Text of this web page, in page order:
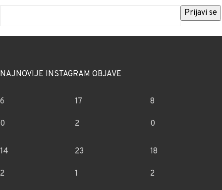
NAJNOVIJE INSTAGRAM OBJAVE
6
0
17
2
8
0
14
2
23
1
18
2